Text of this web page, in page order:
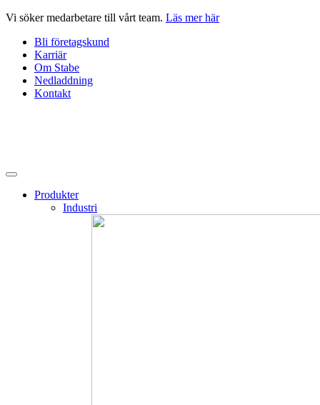
Hoppa
innehåll
Vi söker medarbetare till vårt team. Läs mer här
Bli företagskund
Karriär
Om Stabe
Nedladdning
Kontakt
Produkter
Industri